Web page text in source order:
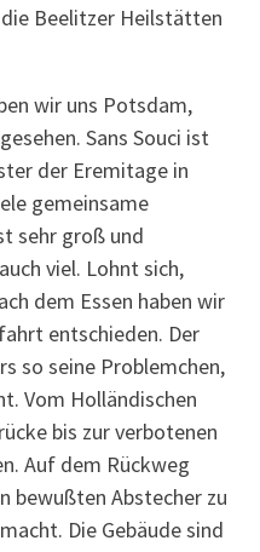
Beelitzer Heilstätten
wir uns Potsdam,
Sans Souci ist
der Eremitage in
gemeinsame
sehr groß und
viel. Lohnt sich,
dem Essen haben wir
entschieden. Der
so seine Problemchen,
Vom Holländischen
bis zur verbotenen
Auf dem Rückweg
bewußten Abstecher zu
Die Gebäude sind